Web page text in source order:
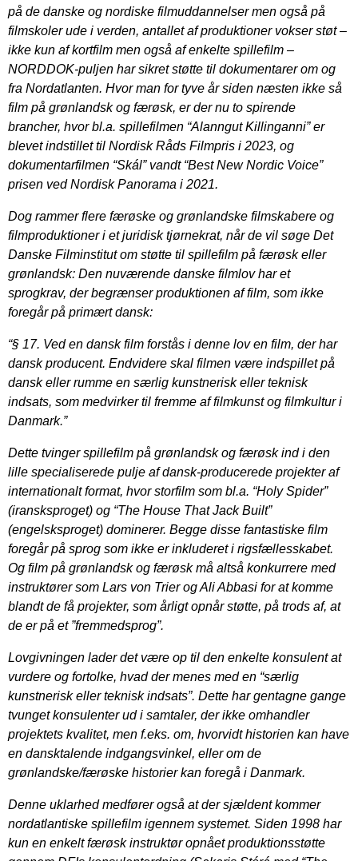
på de danske og nordiske filmuddannelser men også på
filmskoler ude i verden, antallet af produktioner vokser støt –
ikke kun af kortfilm men også af enkelte spillefilm –
NORDDOK-puljen har sikret støtte til dokumentarer om og
fra Nordatlanten. Hvor man for tyve år siden næsten ikke så
film på grønlandsk og færøsk, er der nu to spirende
brancher, hvor bl.a. spillefilmen “Alanngut Killinganni” er
blevet indstillet til Nordisk Råds Filmpris i 2023, og
dokumentarfilmen “Skál” vandt “Best New Nordic Voice”
prisen ved Nordisk Panorama i 2021.
Dog rammer flere færøske og grønlandske filmskabere og
filmproduktioner i et juridisk tjørnekrat, når de vil søge Det
Danske Filminstitut om støtte til spillefilm på færøsk eller
grønlandsk: Den nuværende danske filmlov har et
sprogkrav, der begrænser produktionen af film, som ikke
foregår på primært dansk:
“§ 17. Ved en dansk film forstås i denne lov en film, der har
dansk producent. Endvidere skal filmen være indspillet på
dansk eller rumme en særlig kunstnerisk eller teknisk
indsats, som medvirker til fremme af filmkunst og filmkultur i
Danmark.”
Dette tvinger spillefilm på grønlandsk og færøsk ind i den
lille specialiserede pulje af dansk-producerede projekter af
internationalt format, hvor storfilm som bl.a. “Holy Spider”
(iransksproget) og “The House That Jack Built”
(engelsksproget) dominerer. Begge disse fantastiske film
foregår på sprog som ikke er inkluderet i rigsfællesskabet.
Og film på grønlandsk og færøsk må altså konkurrere med
instruktører som Lars von Trier og Ali Abbasi for at komme
blandt de få projekter, som årligt opnår støtte, på trods af, at
de er på et ”fremmedsprog”.
Lovgivningen lader det være op til den enkelte konsulent at
vurdere og fortolke, hvad der menes med en “særlig
kunstnerisk eller teknisk indsats”. Dette har gentagne gange
tvunget konsulenter ud i samtaler, der ikke omhandler
projektets kvalitet, men f.eks. om, hvorvidt historien kan have
en dansktalende indgangsvinkel, eller om de
grønlandske/færøske historier kan foregå i Danmark.
Denne uklarhed medfører også at der sjældent kommer
nordatlantiske spillefilm igennem systemet. Siden 1998 har
kun en enkelt færøsk instruktør opnået produktionsstøtte